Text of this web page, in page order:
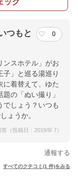
ック
つもと
0
ンスホテル」がお
」と巡る湯巡り
に着替えて、ゆた
の「ぬい撮り」
でしょう？いつも
ょうか。
（投稿日：2019/8/ 7）
通報する
すべてのクチコミ(1 件)をみる